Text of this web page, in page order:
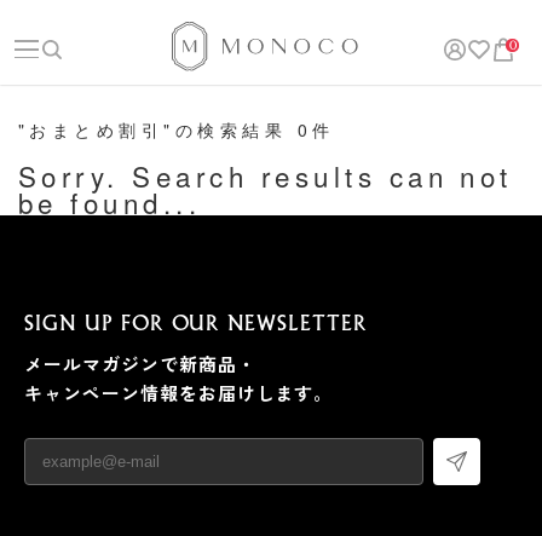
0
"おまとめ割引"の検索結果 0件
Sorry. Search results can not
be found...
SIGN UP FOR OUR NEWSLETTER
メールマガジンで新商品・
キャンペーン情報をお届けします。